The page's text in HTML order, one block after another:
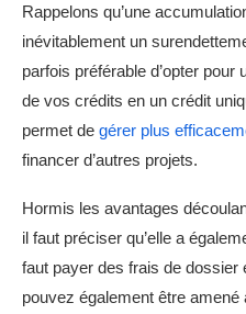
Rappelons qu’une
inévitablement un
parfois préférable d’opter pour
de vos crédits en un crédit
permet de gérer plus
financer d’autres projets.
Hormis les avantages
il faut préciser qu’elle a
faut payer des frais de dossier
pouvez également être amené